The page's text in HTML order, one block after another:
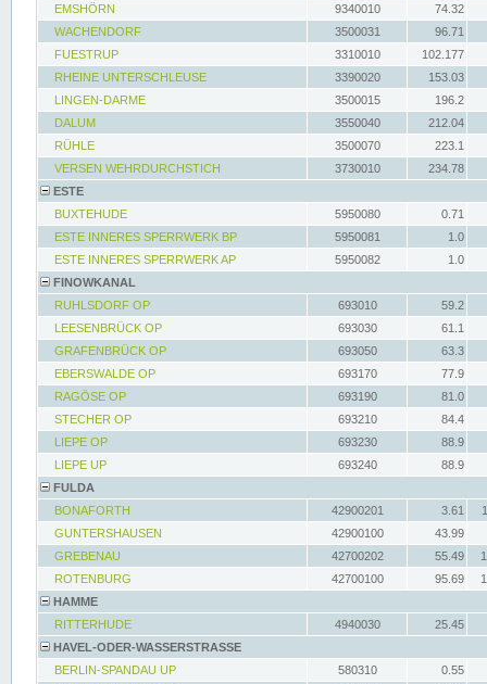
EMSHÖRN
9340010
74.32
WACHENDORF
3500031
96.71
FUESTRUP
3310010
102.177
RHEINE UNTERSCHLEUSE
3390020
153.03
LINGEN-DARME
3500015
196.2
DALUM
3550040
212.04
RÜHLE
3500070
223.1
VERSEN WEHRDURCHSTICH
3730010
234.78
ESTE
BUXTEHUDE
5950080
0.71
ESTE INNERES SPERRWERK BP
5950081
1.0
ESTE INNERES SPERRWERK AP
5950082
1.0
FINOWKANAL
RUHLSDORF OP
693010
59.2
LEESENBRÜCK OP
693030
61.1
GRAFENBRÜCK OP
693050
63.3
EBERSWALDE OP
693170
77.9
RAGÖSE OP
693190
81.0
STECHER OP
693210
84.4
LIEPE OP
693230
88.9
LIEPE UP
693240
88.9
FULDA
BONAFORTH
42900201 3.61
GUNTERSHAUSEN
42900100
43.99
GREBENAU
42700202 55.49
ROTENBURG
42700100 95.69
HAMME
RITTERHUDE
4940030
25.45
HAVEL-ODER-WASSERSTRASSE
BERLIN-SPANDAU UP
580310
0.55